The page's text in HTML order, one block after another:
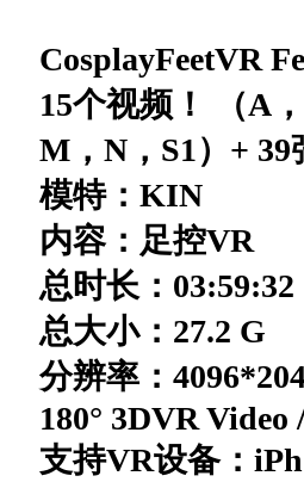
CosplayFeetVR
15个视频！ （A
M，N，S1）+ 39
模特：KIN
内容：足控VR
总时长：
总大小：27.2 G
分辨率：
180° 3DVR
支持VR设备：